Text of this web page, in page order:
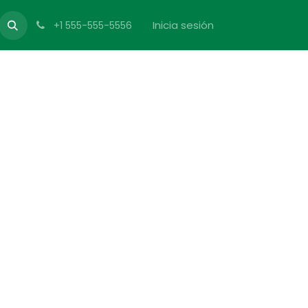
+1 555-555-5556 Inicia sesión